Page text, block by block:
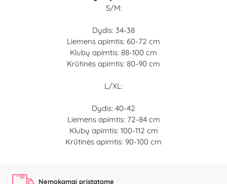
S/M:
Dydis: 34-38
Liemens apimtis: 60-72 cm
Klubų apimtis: 88-100 cm
Krūtinės apimtis: 80-90 cm
L/XL:
Dydis: 40-42
Liemens apimtis: 72-84 cm
Klubų apimtis: 100-112 cm
Krūtinės apimtis: 90-100 cm
Nemokamai pristatome